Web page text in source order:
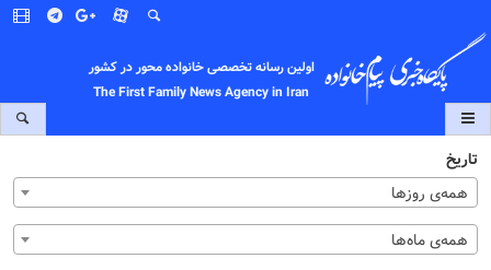
اولین رسانه تخصصی خانواده محور در کشور
The First Family News Agency in Iran
تاریخ
همه‌ی روزها
همه‌ی ماه‌ها